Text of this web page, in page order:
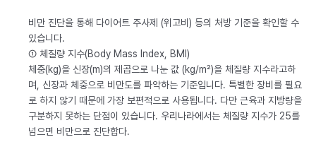
비만 진단을 통해 다이어트 주사제 (위고비) 등의 처방 기준을 확인할 수
있습니다.
① 체질량 지수(Body Mass Index, BMI)
체중(kg)을 신장(m)의 제곱으로 나눈 값 (kg/m²)을 체질량 지수라고하
며, 신장과 체중으로 비만도를 파악하는 기준입니다. 특별한 장비를 필요
로 하지 않기 때문에 가장 보편적으로 사용됩니다. 다만 근육과 지방량을
구분하지 못하는 단점이 있습니다. 우리나라에서는 체질량 지수가 25를
넘으면 비만으로 진단합다.